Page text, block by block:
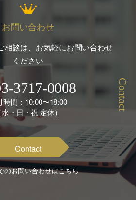
Contact
お問い合わせ
相談は、お気軽にお問い合わせ
ください
3717-0008
時間：10:00〜18:00
水・日・祝 定休）
Contact
のお問い合わせはこちら